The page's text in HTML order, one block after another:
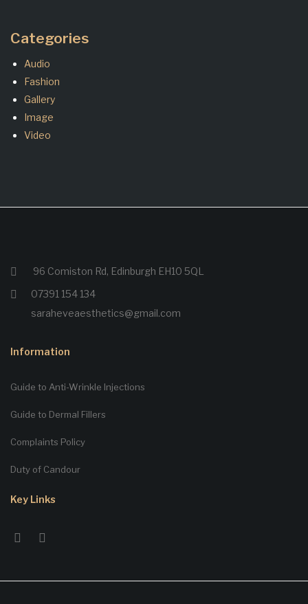
Categories
Audio
Fashion
Gallery
Image
Video
96 Comiston Rd, Edinburgh EH10 5QL
07391 154 134
saraheveaesthetics@gmail.com
Information
Guide to Anti-Wrinkle Injections
Guide to Dermal Fillers
Complaints Policy
Duty of Candour
Key Links